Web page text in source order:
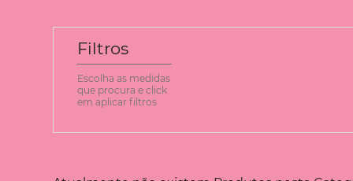
Filtros
Escolha as medidas
que procura e click
em aplicar filtros